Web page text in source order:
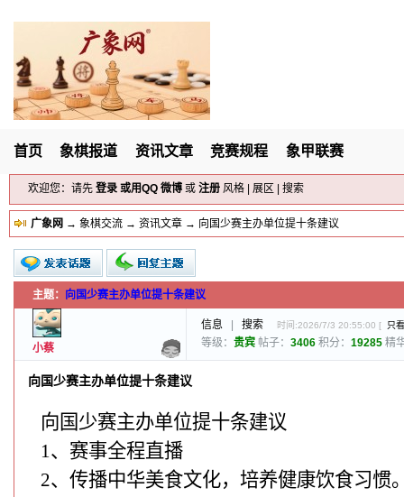
首页 象棋报道 资讯文章 竞赛规程 象甲联赛
欢迎您：请先 登录 或用QQ 微博 或 注册 风格 展区 搜索
广象网 → 象棋交流 → 资讯文章 → 向国少赛主办单位提十条建议
新的主题
投票帖
小字报
主题： 向国少赛主办单位提十条建议
小蔡
信息 搜索 时间:2026/7/3 20:55:00 [ 只
等级： 贵宾 帖子： 3406 积分： 19285 精
向国少赛主办单位提十条建议
向国少赛主办单位提十条建议
1、赛事全程直播
2、传播中华美食文化，培养健康饮食习惯